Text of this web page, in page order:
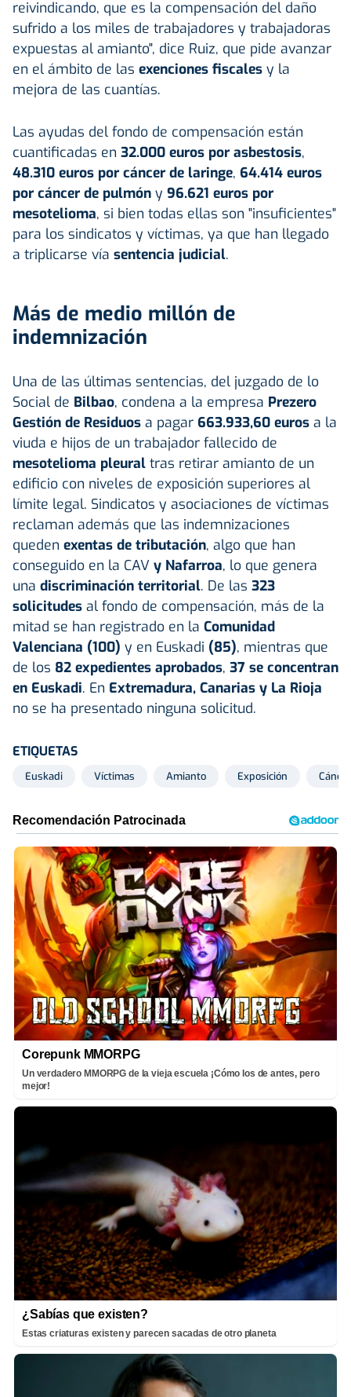
reivindicando, que es la compensación del daño
sufrido a los miles de trabajadores y trabajadoras
expuestas al amianto", dice Ruiz, que pide avanzar
en el ámbito de las exenciones fiscales y la
mejora de las cuantías.
Las ayudas del fondo de compensación están
cuantificadas en 32.000 euros por asbestosis,
48.310 euros por cáncer de laringe, 64.414 euros
por cáncer de pulmón y 96.621 euros por
mesotelioma, si bien todas ellas son "insuficientes"
para los sindicatos y víctimas, ya que han llegado
a triplicarse vía sentencia judicial.
Más de medio millón de
indemnización
Una de las últimas sentencias, del juzgado de lo
Social de Bilbao, condena a la empresa Prezero
Gestión de Residuos a pagar 663.933,60 euros a la
viuda e hijos de un trabajador fallecido de
mesotelioma pleural tras retirar amianto de un
edificio con niveles de exposición superiores al
límite legal. Sindicatos y asociaciones de víctimas
reclaman además que las indemnizaciones
queden exentas de tributación, algo que han
conseguido en la CAV y Nafarroa, lo que genera
una discriminación territorial. De las 323
solicitudes al fondo de compensación, más de la
mitad se han registrado en la Comunidad
Valenciana (100) y en Euskadi (85), mientras que
de los 82 expedientes aprobados, 37 se concentran
en Euskadi. En Extremadura, Canarias y La Rioja
no se ha presentado ninguna solicitud.
ETIQUETAS
Euskadi Víctimas Amianto Exposición Cáncer
Corepunk MMORPG
Un verdadero MMORPG de la vieja escuela ¡Cómo los de antes, pero
mejor!
¿Sabías que existen?
Estas criaturas existen y parecen sacadas de otro planeta